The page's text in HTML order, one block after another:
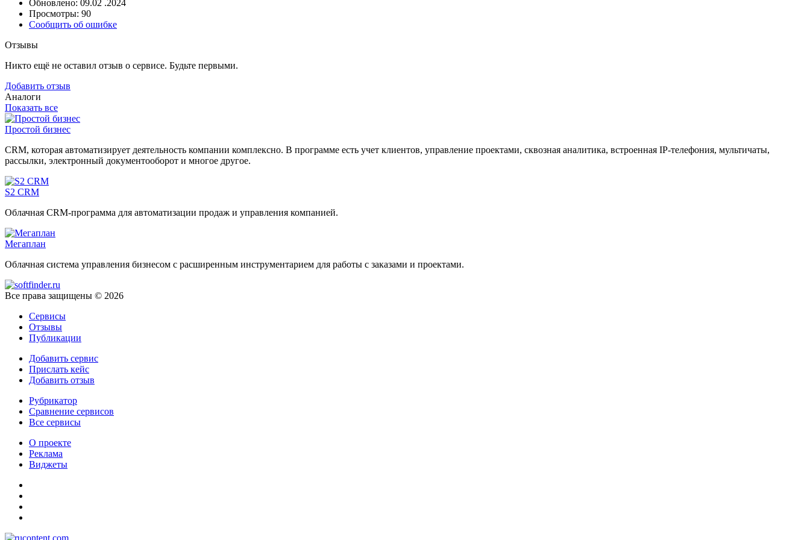
Обновлено: 09.02 .2024
Просмотры: 90
Сообщить об ошибке
Отзывы
Никто ещё не оставил отзыв о сервисе. Будьте первыми.
Добавить отзыв
Аналоги
Показать все
Простой бизнес
CRM, которая автоматизирует деятельность компании комплексно. В программе есть учет клиентов, управление проектами, сквозная аналитика, встроенная IP-телефония, мультичаты,
рассылки, электронный документооборот и многое другое.
S2 CRM
Облачная CRM-программа для автоматизации продаж и управления компанией.
Мегаплан
Облачная система управления бизнесом с расширенным инструментарием для работы с заказами и проектами.
Все права защищены © 2026
Сервисы
Отзывы
Публикации
Добавить сервис
Прислать кейс
Добавить отзыв
Рубрикатор
Сравнение сервисов
Все сервисы
О проекте
Реклама
Виджеты